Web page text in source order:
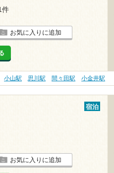
件
お気に入りに追加
小山駅 思川駅 間々田駅 小金井駅
宿泊
お気に入りに追加